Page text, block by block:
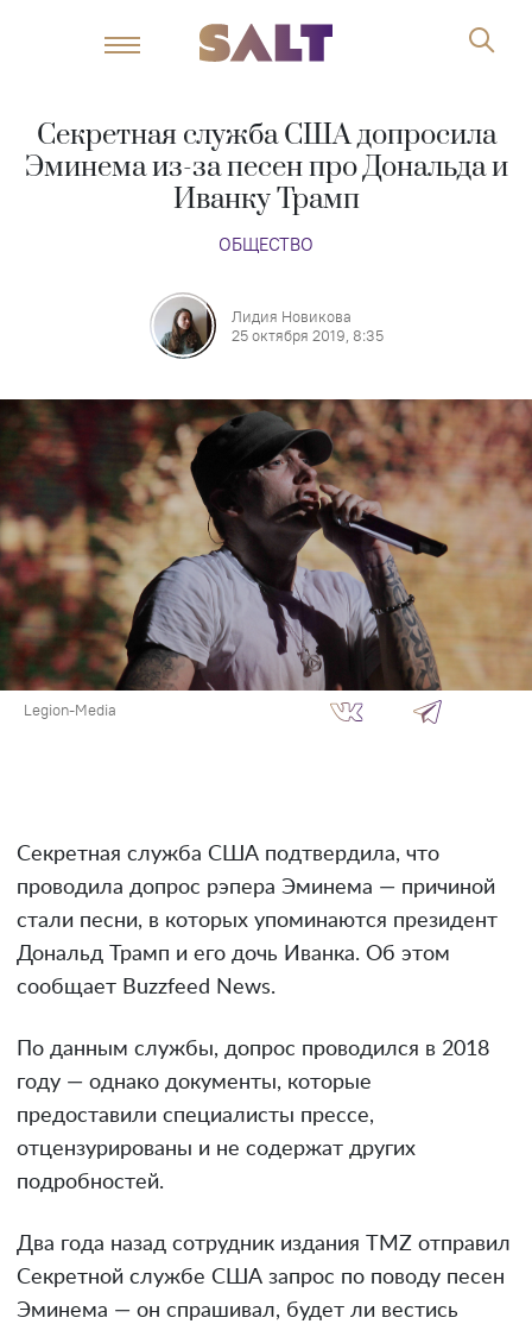
Секретная служба США допросила
Эминема из-за песен про Дональда и
Иванку Трамп
ОБЩЕСТВО
Лидия Новикова
25 октября 2019, 8:35
Legion-Media
Секретная служба США подтвердила, что
проводила допрос рэпера Эминема — причиной
стали песни, в которых упоминаются президент
Дональд Трамп и его дочь Иванка. Об этом
сообщает Buzzfeed News.
По данным службы, допрос проводился в 2018
году — однако документы, которые
предоставили специалисты прессе,
отцензурированы и не содержат других
подробностей.
Два года назад сотрудник издания TMZ отправил
Секретной службе США запрос по поводу песен
Эминема — он спрашивал, будет ли вестись